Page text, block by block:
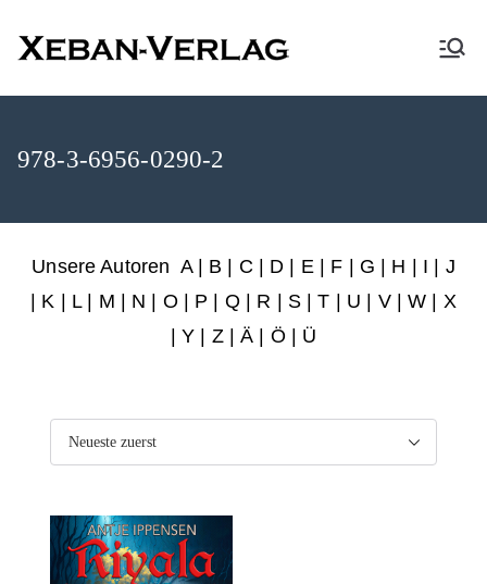
XEBAN-Verlag
978-3-6956-0290-2
Unsere Autoren A| B C D E| F G H I
J
K L| M N O P Q| R S |T U V|W
X
Y Z|Ä | Ö | Ü